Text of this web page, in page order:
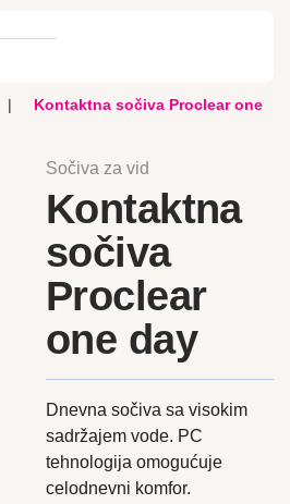
|
Kontaktna sočiva Proclear one
Sočiva za vid
Kontaktna
sočiva
Proclear
one day
Dnevna sočiva sa visokim
sadržajem vode. PC
tehnologija omogućuje
celodnevni komfor.